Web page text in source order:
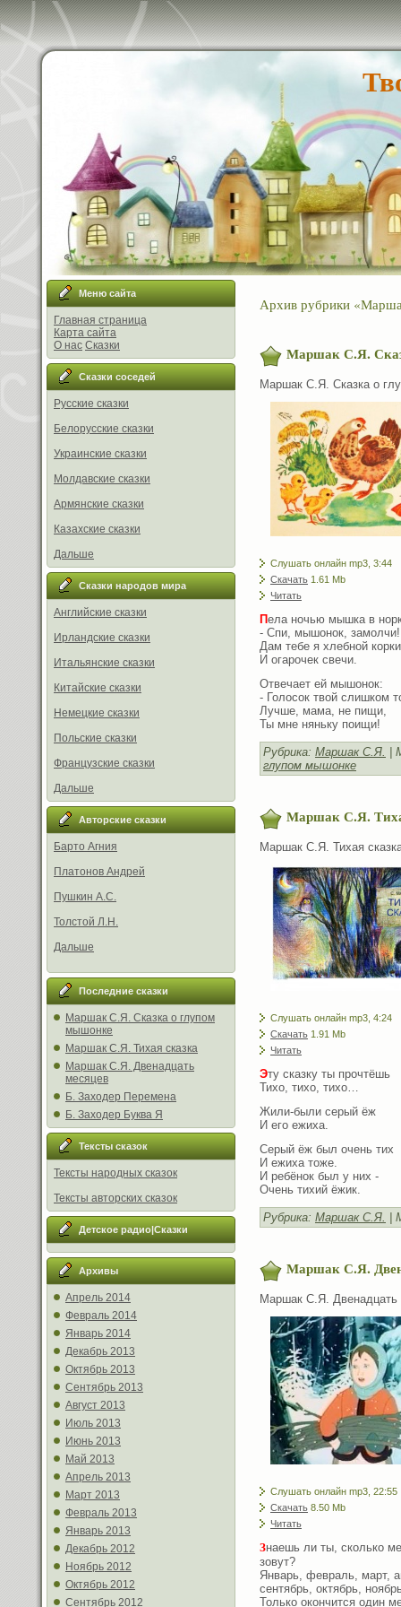
Меню сайта
Главная страница
Карта сайта
О нас Сказки
Сказки соседей
Русские сказки
Белорусские сказки
Украинские сказки
Молдавские сказки
Армянские сказки
Казахские сказки
Дальше
Сказки народов мира
Английские сказки
Ирландские сказки
Итальянские сказки
Китайские сказки
Немецкие сказки
Польские сказки
Французские сказки
Дальше
Авторские сказки
Барто Агния
Платонов Андрей
Пушкин А.С.
Толстой Л.Н.
Дальше
Последние сказки
Маршак С.Я. Сказка о глупом
мышонке
Маршак С.Я. Тихая сказка
Маршак С.Я. Двенадцать
месяцев
Б. Заходер Перемена
Б. Заходер Буква Я
Тексты сказок
Тексты народных сказок
Тексты авторских сказок
Детское радио|Сказки
Архивы
Апрель 2014
Февраль 2014
Январь 2014
Декабрь 2013
Октябрь 2013
Сентябрь 2013
Август 2013
Июль 2013
Июнь 2013
Май 2013
Апрель 2013
Март 2013
Февраль 2013
Январь 2013
Декабрь 2012
Ноябрь 2012
Октябрь 2012
Сентябрь 2012
Архив рубрики
Маршак С.Я.
Маршак С.Я. Сказка о
Слушать онлайн mp3, 3:44
Скачать 1.61 Mb
Читать
Пела ночью мышка в
- Спи, мышонок, замолчи!
Дам тебе я хлебной корки
И огарочек свечи.
Отвечает ей мышонок:
- Голосок твой слишком
Лучше, мама, не пищи,
Ты мне няньку поищи!
Рубрика: Маршак С.Я.
|
глупом мышонке
Маршак С.Я.
Маршак С.Я. Тихая
Слушать онлайн mp3, 4:24
Скачать 1.91 Mb
Читать
Эту сказку ты прочтёшь
Тихо, тихо, тихо…
Жили-были серый ёж
И его ежиха.
Серый ёж был очень тих
И ежиха тоже.
И ребёнок был у них -
Очень тихий ёжик.
Рубрика: Маршак С.Я. |
Маршак С.Я.
Маршак С.Я. Двенадцать
Слушать онлайн mp3, 22:55
Скачать 8.50 Mb
Читать
Знаешь ли ты, сколько
зовут?
Январь, февраль, март,
сентябрь, октябрь,
Только окончится один